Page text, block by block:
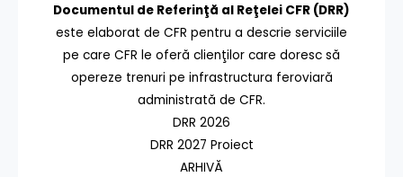
Documentul de Referinţă al Reţelei CFR (DRR)
este elaborat de CFR pentru a descrie serviciile
pe care CFR le oferă clienţilor care doresc să
opereze trenuri pe infrastructura feroviară
administrată de CFR.
DRR 2026
DRR 2027 Proiect
ARHIVĂ